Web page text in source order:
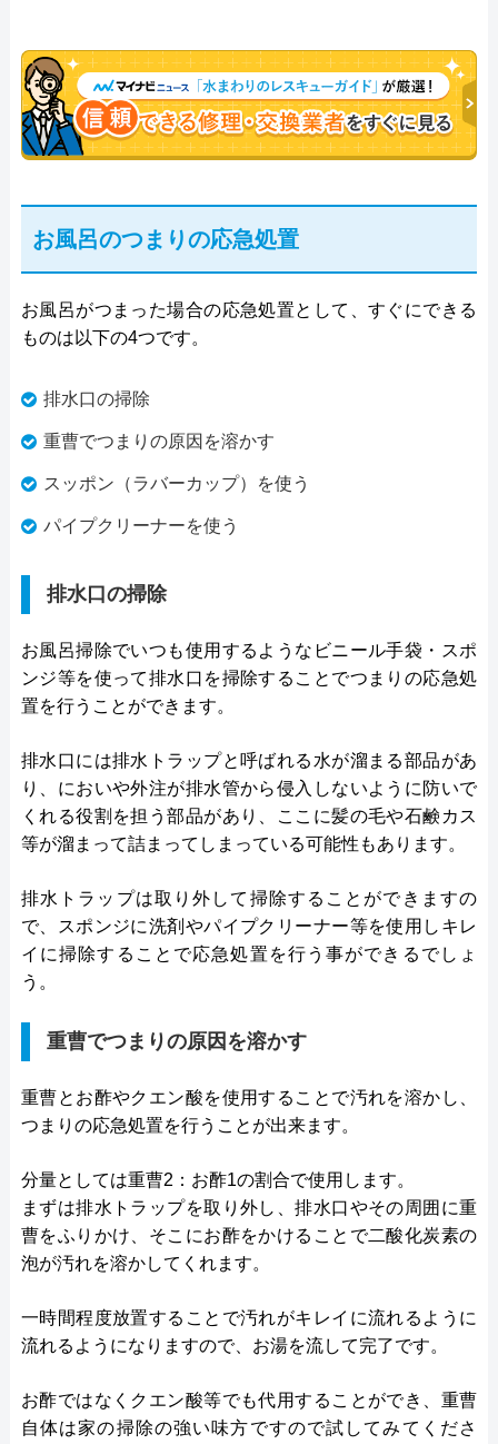
お風呂のつまりの応急処置
お風呂がつまった場合の応急処置として、すぐにできる
ものは以下の4つです。
排水口の掃除
重曹でつまりの原因を溶かす
スッポン（ラバーカップ）を使う
パイプクリーナーを使う
排水口の掃除
お風呂掃除でいつも使用するようなビニール手袋・スポ
ンジ等を使って排水口を掃除することでつまりの応急処
置を行うことができます。
排水口には排水トラップと呼ばれる水が溜まる部品があ
り、においや外注が排水管から侵入しないように防いで
くれる役割を担う部品があり、ここに髪の毛や石鹸カス
等が溜まって詰まってしまっている可能性もあります。
排水トラップは取り外して掃除することができますの
で、スポンジに洗剤やパイプクリーナー等を使用しキレ
イに掃除することで応急処置を行う事ができるでしょ
う。
重曹でつまりの原因を溶かす
重曹とお酢やクエン酸を使用することで汚れを溶かし、
つまりの応急処置を行うことが出来ます。
分量としては重曹2：お酢1の割合で使用します。
まずは排水トラップを取り外し、排水口やその周囲に重
曹をふりかけ、そこにお酢をかけることで二酸化炭素の
泡が汚れを溶かしてくれます。
一時間程度放置することで汚れがキレイに流れるように
流れるようになりますので、お湯を流して完了です。
お酢ではなくクエン酸等でも代用することができ、重曹
自体は家の掃除の強い味方ですので試してみてくださ